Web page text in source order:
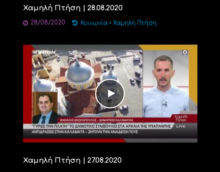
Χαμηλή Πτήση | 28.08.2020
28/08/2020 Κοινωνία • Χαμηλή Πτήση
Χαμηλή Πτήση | 27.08.2020